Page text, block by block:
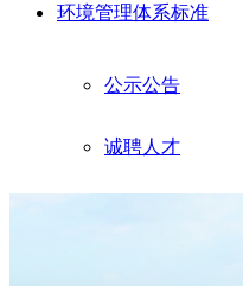
环境管理体系标准
公示公告
诚聘人才